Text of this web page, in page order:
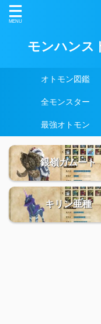
モンハンス
オトモン図鑑
全モンスター
最強オトモン
銀嶺ガムート
キリン亜種